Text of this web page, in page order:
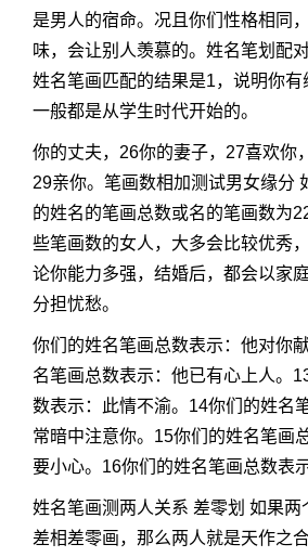
是男人的宿命。况且你们性格相同
味，会让别人羡慕的。姓名笔划配
姓名笔画匹配的结果是1，说明你
一般都是从学生时代开始的。
你的丈夫，26你的妻子，27喜欢你
29亲你。笔画数相加测试男女缘分
的姓名的笔画总数或名的笔画数为
些笔画数的女人，大多会比较优秀
论你能力多强，结婚后，都会以家
分担忧愁。
你们的姓名笔画总数表示：他对你
名笔画总数表示：他已有心上人。
数表示：此情不渝。14你们的姓名
常暗中注意你。15你们的姓名笔画
要小心。16你们的姓名笔画总数表
姓名笔画测两人关系 差零划 如果两
差相差零画，那么两人就是天作之